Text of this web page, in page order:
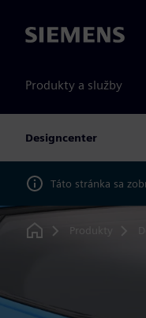
Siemens
Produkty a služby
Designcenter
Táto stránka sa
Home
Produkty